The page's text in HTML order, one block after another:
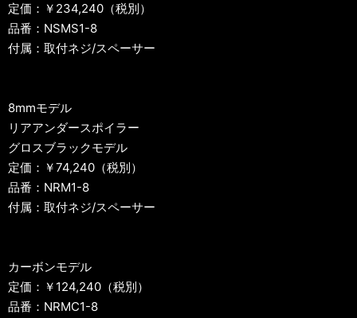
定価：￥234,240（税別）
品番：NSMS1-8
付属：取付ネジ/スペーサー
8mmモデル
リアアンダースポイラー
グロスブラックモデル
定価：￥74,240（税別）
品番：NRM1-8
付属：取付ネジ/スペーサー
カーボンモデル
定価：￥124,240（税別）
品番：NRMC1-8